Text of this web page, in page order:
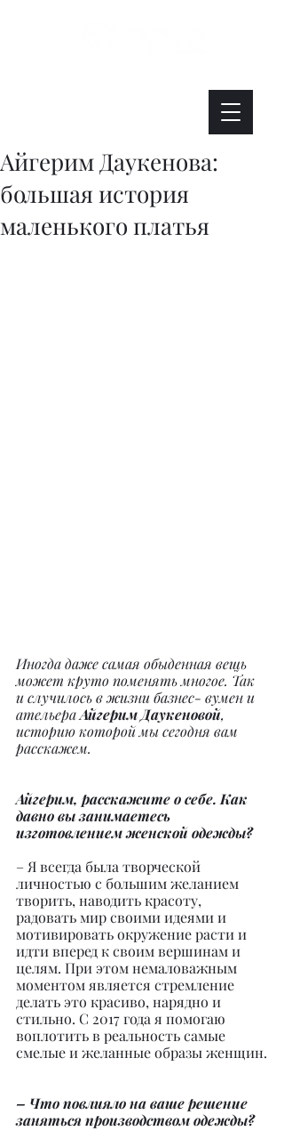
Айгерим Даукенова:
большая история
маленького платья
Иногда даже самая обыденная вещь
может круто поменять многое. Так
и случилось в жизни базнес- вумен и
ательера Айгерим Даукеновой,
историю которой мы сегодня вам
расскажем.
Айгерим, расскажите о себе. Как
давно вы занимаетесь
изготовлением женской одежды?
– Я всегда была творческой
личностью с большим желанием
творить, наводить красоту,
радовать мир своими идеями и
мотивировать окружение расти и
идти вперед к своим вершинам и
целям. При этом немаловажным
моментом является стремление
делать это красиво, нарядно и
стильно. С 2017 года я помогаю
воплотить в реальность самые
смелые и желанные образы женщин.
– Что повлияло на ваше решение
заняться производством одежды?